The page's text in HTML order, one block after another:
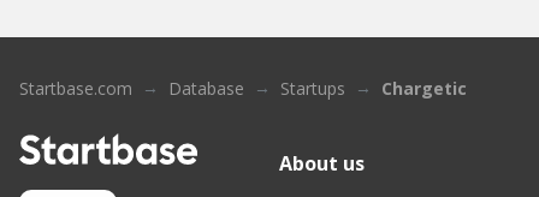
Startbase.com Database Startups Chargetic
About us